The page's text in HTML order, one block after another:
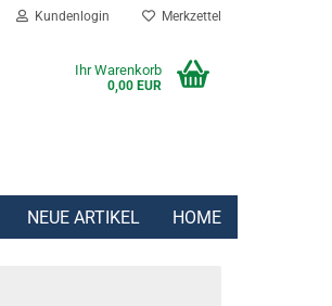
Kundenlogin Merkzettel
Ihr Warenkorb
0,00 EUR
NEUE ARTIKEL HOME